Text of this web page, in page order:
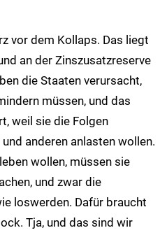
vor dem Kollaps. Das liegt
an der Zinszusatzreserve
die Staaten verursacht,
müssen, und das
weil sie die Folgen
anderen anlasten wollen.
wollen, müssen sie
und zwar die
loswerden. Dafür braucht
Tja, und das sind wir